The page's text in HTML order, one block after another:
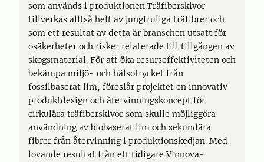
som används i produktionen.Träfiberskivor
tillverkas alltså helt av jungfruliga träfibrer och
som ett resultat av detta är branschen utsatt för
osäkerheter och risker relaterade till tillgången av
skogsmaterial. För att öka resurseffektiviteten och
bekämpa miljö- och hälsotrycket från
fossilbaserat lim, föreslår projektet en innovativ
produktdesign och återvinningskoncept för
cirkulära träfiberskivor som skulle möjliggöra
användning av biobaserat lim och sekundära
fibrer från återvinning i produktionskedjan. Med
lovande resultat från ett tidigare Vinnova-